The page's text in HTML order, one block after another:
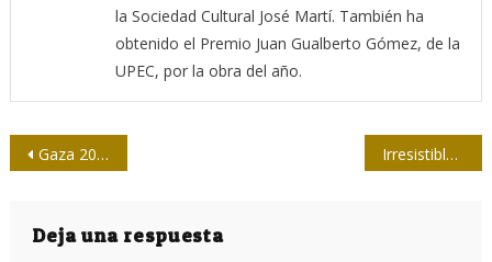
la Sociedad Cultural José Martí. También ha
obtenido el Premio Juan Gualberto Gómez, de la
UPEC, por la obra del año.
Navegación
entradas
Gaza 2025: un plan de paz para seguir perpetrando un crimen colonial Irresistible escalada de las guerras
Deja una respuesta